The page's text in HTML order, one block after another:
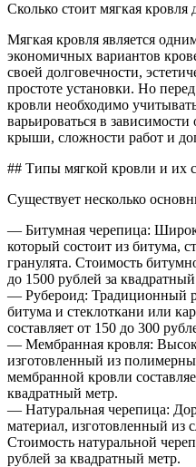
Сколько стоит мягкая
Мягкая кровля является
экономичных вариантов
своей долговечности,
простоте установки. Но
кровли необходимо
варьироваться в
крыши, сложности работ и
## Типы мягкой кровли и их
Существует несколько
— Битумная черепица:
который состоит из битума,
гранулята. Стоимость
до 1500 рублей за
— Рубероид: Традиционный
битума и стеклоткани или
составляет от 150 до 300
— Мембранная кровля:
изготовленный из
мембранной кровли
квадратный метр.
— Натуральная черепица:
материал, изготовленный из
Стоимость натуральной
рублей за квадратный метр.